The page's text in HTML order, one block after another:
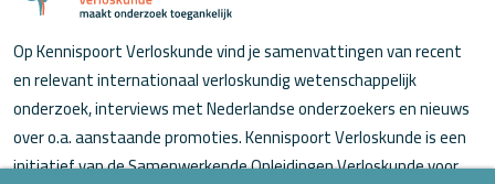
Op Kennispoort Verloskunde vind je samenvattingen van recent
en relevant internationaal verloskundig wetenschappelijk
onderzoek, interviews met Nederlandse onderzoekers en nieuws
over o.a. aanstaande promoties. Kennispoort Verloskunde is een
initiatief van de Samenwerkende Opleidingen Verloskunde voor